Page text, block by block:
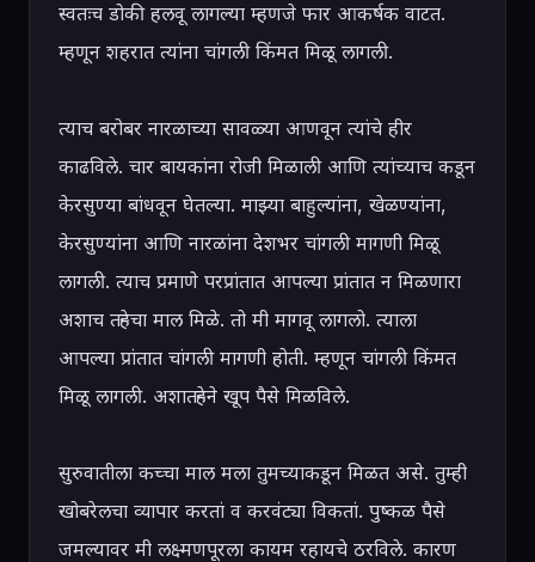
स्वतःच डोकी हलवू लागल्या म्हणजे फार आकर्षक वाटत.
म्हणून शहरात त्यांना चांगली किंमत मिळू लागली.
त्याच बरोबर नारळाच्या सावळ्या आणवून त्यांचे हीर
काढविले. चार बायकांना रोजी मिळाली आणि त्यांच्याच कडून
केरसुण्या बांधवून घेतल्या. माझ्या बाहुल्यांना, खेळण्यांना,
केरसुण्यांना आणि नारळांना देशभर चांगली मागणी मिळू
लागली. त्याच प्रमाणे परप्रांतात आपल्या प्रांतात न मिळणारा
अशाच तऱ्हेचा माल मिळे. तो मी मागवू लागलो. त्याला
आपल्या प्रांतात चांगली मागणी होती. म्हणून चांगली किंमत
मिळू लागली. अशातऱ्हेने खूप पैसे मिळविले.
सुरुवातीला कच्चा माल मला तुमच्याकडून मिळत असे. तुम्ही
खोबरेलचा व्यापार करतां व करवंट्या विकतां. पुष्कळ पैसे
जमल्यावर मी लक्ष्मणपूरला कायम रहायचे ठरविले. कारण